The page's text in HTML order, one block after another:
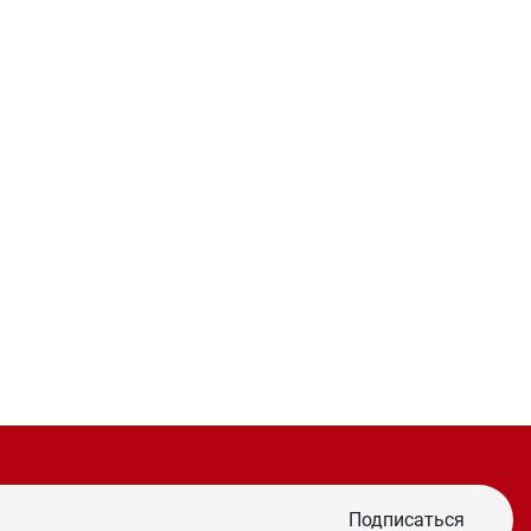
Подписаться